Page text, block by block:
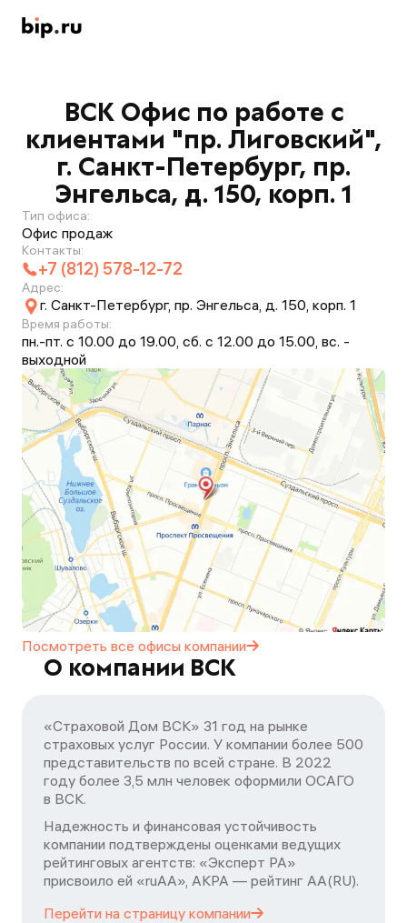
ВСК Офис по работе с
клиентами "пр. Лиговский",
г. Санкт-Петербург, пр.
Энгельса, д. 150, корп. 1
Тип офиса:
Офис продаж
Контакты:
+7 (812) 578-12-72
Адрес:
г. Санкт-Петербург, пр. Энгельса, д. 150, корп. 1
Время работы:
пн.-пт. с 10.00 до 19.00, сб. с 12.00 до 15.00, вс. -
выходной
Посмотреть все офисы компании
О компании ВСК
«Страховой Дом ВСК» 31 год на рынке
страховых услуг России. У компании более 500
представительств по всей стране. В 2022
году более 3,5 млн человек оформили ОСАГО
в ВСК.
Надежность и финансовая устойчивость
компании подтверждены оценками ведущих
рейтинговых агентств: «Эксперт РА»
присвоило ей «ruAA», АКРА — рейтинг АА(RU).
Перейти на страницу компании